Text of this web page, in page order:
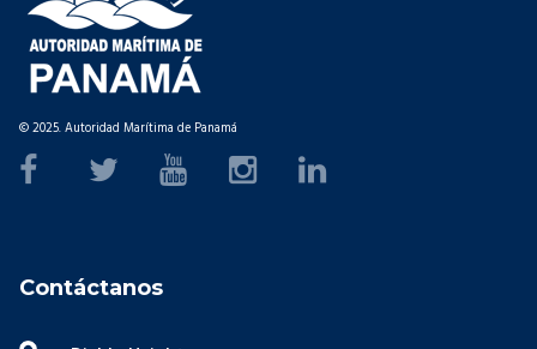
© 2025. Autoridad Marítima de Panamá
Contáctanos